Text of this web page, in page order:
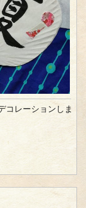
コレーションしま